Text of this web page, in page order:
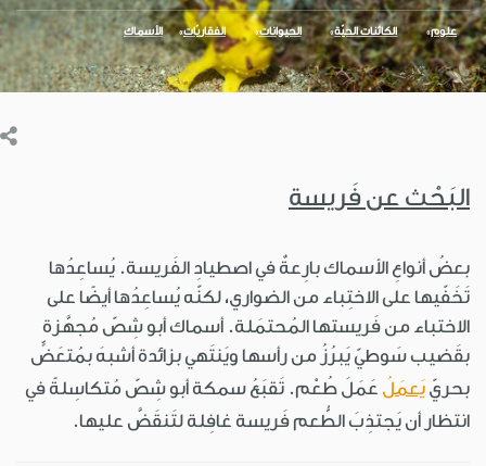
علوم الكائنات الحيّة الحيوانات الفقاريّات الأسماك
البَحْث عن فَريسة
بعضُ أنواعِ الأسماك بارِعةٌ في اصطيادِ الفَريسة. يُساعِدُها
تَخَفّيها على الاختِباء من الضواري، لكنّه يُساعِدُها أيضًا على
الاختباء من فَريستها المُحتمَلة. أسماك أبو شِصّ مُجهَّزة
بقَضيب سَوطيّ يَبرُزُ من رأسها ويَنتَهي بزائدة أشبهَ بمُتعَضٍّ
بحريّ يَعمَلُ عَمَلَ طُعْم. تَقبَعُ سمكة أبو شِصّ مُتكاسِلةً في
انتظار أن يَجتذِبَ الطُّعم فَريسة غافِلة لتَنقَضَّ عليها.